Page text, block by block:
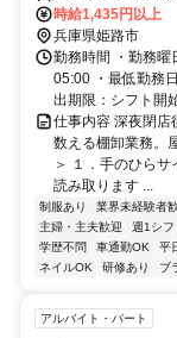
徒歩約10分 上記は
時給1,435円以上
兵庫県姫路市
勤務時間 ・勤務曜
05:00 ・最低勤務
出期限：シフト開
仕事内容 深夜閉店
数える棚卸業務。
＞ １．手のひら
読み取ります ...
制服あり 業界未経験者
主婦・主夫歓迎
週1シフ
学歴不問
車通勤OK 平
ネイルOK
研修あり ブ
アルバイト・パート